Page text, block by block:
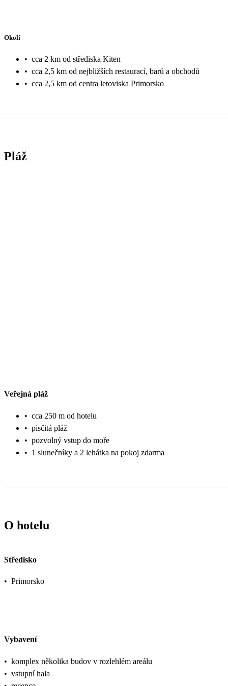
Okolí
• cca 2 km od střediska Kiten
• cca 2,5 km od nejbližších restaurací, barů a obchodů
• cca 2,5 km od centra letoviska Primorsko
Pláž
Veřejná pláž
• cca 250 m od hotelu
• písčitá pláž
• pozvolný vstup do moře
• 1 slunečníky a 2 lehátka na pokoj zdarma
O hotelu
Středisko
• Primorsko
Vybavení
• komplex několika budov v rozlehlém areálu
• vstupní hala